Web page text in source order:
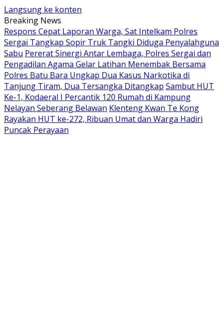
Langsung ke konten
Breaking News
Respons Cepat Laporan Warga, Sat Intelkam Polres
Sergai Tangkap Sopir Truk Tangki Diduga Penyalahguna
Sabu Pererat Sinergi Antar Lembaga, Polres Sergai dan
Pengadilan Agama Gelar Latihan Menembak Bersama
Polres Batu Bara Ungkap Dua Kasus Narkotika di
Tanjung Tiram, Dua Tersangka Ditangkap Sambut HUT
Ke-1, Kodaeral I Percantik 120 Rumah di Kampung
Nelayan Seberang Belawan Klenteng Kwan Te Kong
Rayakan HUT ke-272, Ribuan Umat dan Warga Hadiri
Puncak Perayaan